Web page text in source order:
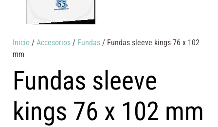
Inicio /Accesorios / Fundas / Fundas sleeve kings 76 x 102
mm
Fundas sleeve
kings 76 x 102 mm